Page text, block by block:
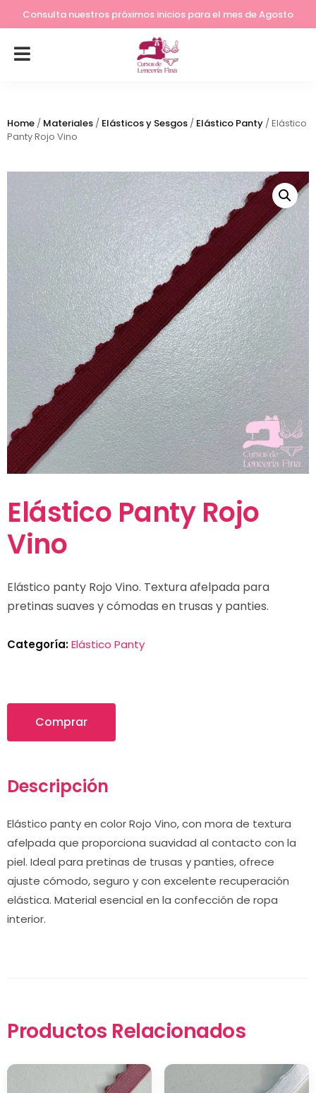
Consulta nuestros próximos inicios para el mes de Agosto
Lleva tu costura a otro nivel
Home / Materiales / Elásticos y Sesgos / Elástico Panty / Elástico
Panty Rojo Vino
Elástico Panty Rojo
Vino
Elástico panty Rojo Vino. Textura afelpada para
pretinas suaves y cómodas en trusas y panties.
Categoría:Elástico Panty
Comprar
Descripción
Elástico panty en color Rojo Vino, con mora de textura
afelpada que proporciona suavidad al contacto con la
piel. Ideal para pretinas de trusas y panties, ofrece
ajuste cómodo, seguro y con excelente recuperación
elástica. Material esencial en la confección de ropa
interior.
Productos Relacionados